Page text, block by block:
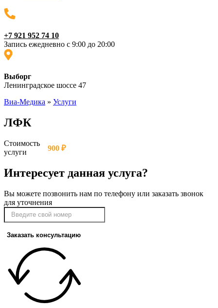
+7 921 952 74 10
Запись ежедневно с 9:00 до 20:00
Выборг
Ленинградское шоссе 47
Виа-Медика » Услуги
ЛФК
Стоимость
услуги
900 ₽
Интересует данная услуга?
Вы можете позвонить нам по телефону или заказать звонок
для уточнения
Заказать консультацию